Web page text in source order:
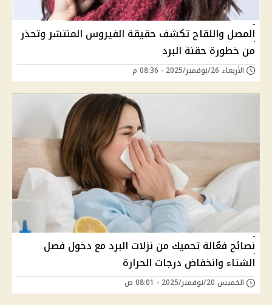
المصل واللقاح تكشف حقيقة الفيروس المنتشر وتحذر
من خطورة حقنة البرد
الأربعاء 26/نوفمبر/2025 - 08:36 م
نصائح فعّالة تحميك من نزلات البرد مع دخول فصل
الشتاء وانخفاض درجات الحرارة
الخميس 20/نوفمبر/2025 - 08:01 ص